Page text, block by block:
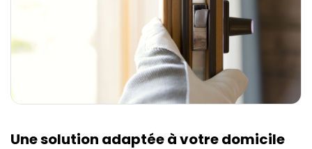
Une solution adaptée à votre domicile